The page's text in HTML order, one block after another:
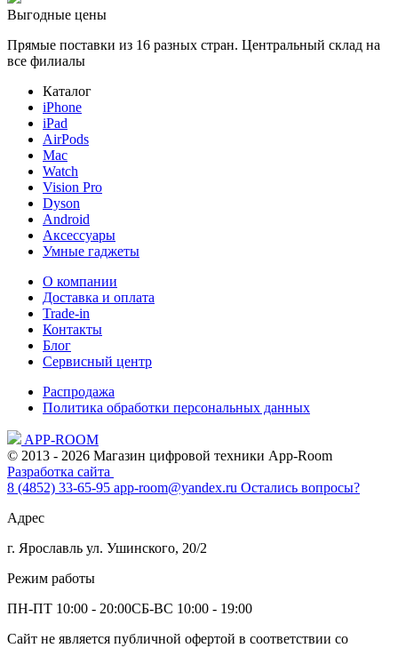
Выгодные цены
Прямые поставки из 16 разных стран. Центральный склад на
все филиалы
Каталог
iPhone
iPad
AirPods
Mac
Watch
Vision Pro
Dyson
Android
Аксессуары
Умные гаджеты
О компании
Доставка и оплата
Trade-in
Контакты
Блог
Сервисный центр
Распродажа
Политика обработки персональных данных
APP-ROOM
© 2013 - 2026 Магазин цифровой техники App-Room
Разработка сайта
8 (4852) 33-65-95 app-room@yandex.ru Остались вопросы?
Адрес
г. Ярославль ул. Ушинского, 20/2
Режим работы
ПН-ПТ 10:00 - 20:00СБ-ВС 10:00 - 19:00
Сайт не является публичной офертой в соответствии со